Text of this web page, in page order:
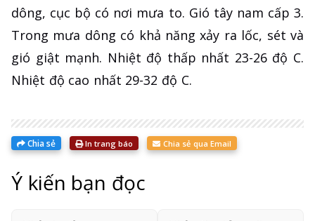
dông, cục bộ có nơi mưa to. Gió tây nam cấp 3.
Trong mưa dông có khả năng xảy ra lốc, sét và
gió giật mạnh. Nhiệt độ thấp nhất 23-26 độ C.
Nhiệt độ cao nhất 29-32 độ C.
Chia sẻ In trang báo Chia sẻ qua Email
Ý kiến bạn đọc